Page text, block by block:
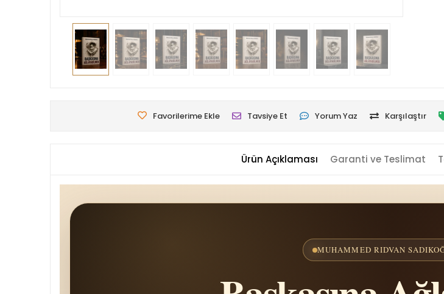
Favorilerime Ekle Tavsiye Et Yorum Yaz Karşılaştır
Ürün Açıklaması Garanti ve Teslimat
MUHAMMED RIDVAN